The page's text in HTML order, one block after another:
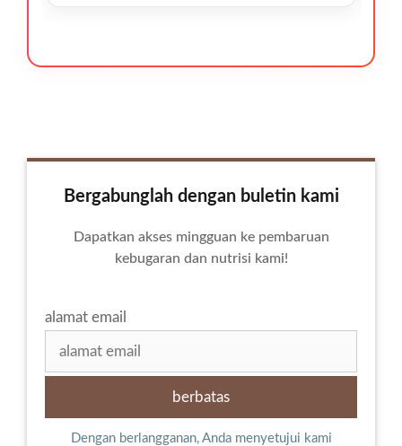
Bergabunglah dengan buletin kami
Dapatkan akses mingguan ke pembaruan
kebugaran dan nutrisi kami!
alamat email
Dengan berlangganan, Anda menyetujui kami